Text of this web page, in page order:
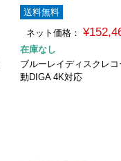
送料無料
ネット価格：
在庫なし
ブルーレイディスクレコ
動DIGA 4K対応